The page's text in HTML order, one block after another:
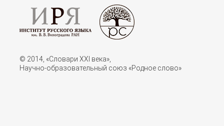
© 2014, «Словари XXI векa»,
Научно-образовательный союз «Родное слово»